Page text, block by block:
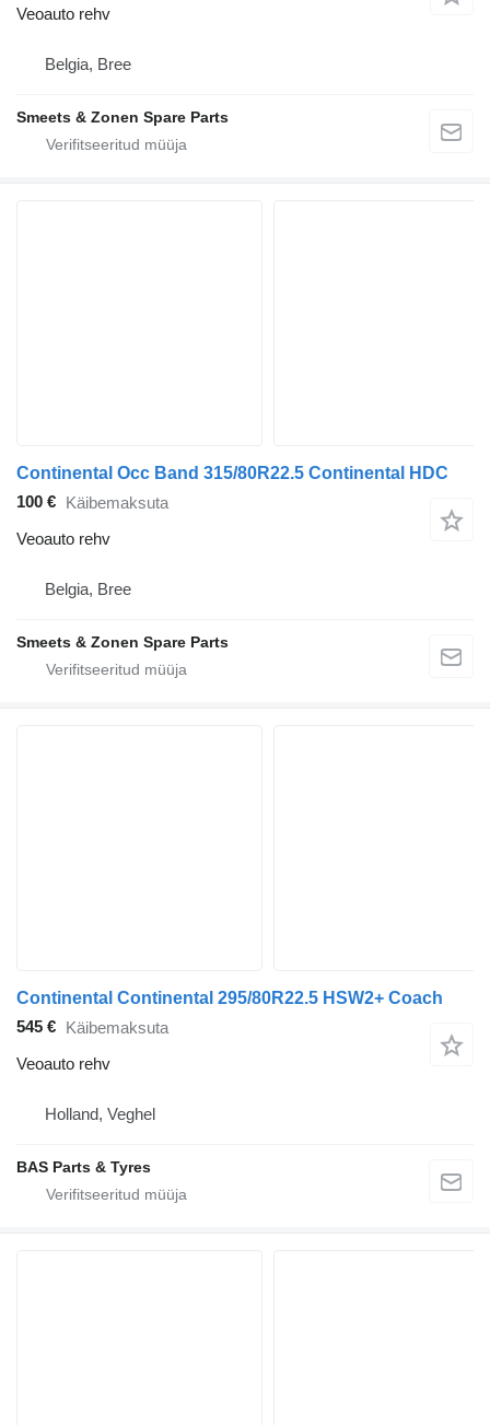
Veoauto rehv
Belgia, Bree
Smeets & Zonen Spare Parts
Continental Occ Band 315/80R22.5 Continental HDC
100 € Käibemaksuta
Veoauto rehv
Belgia, Bree
Smeets & Zonen Spare Parts
Continental Continental 295/80R22.5 HSW2+ Coach
545 € Käibemaksuta
Veoauto rehv
Holland, Veghel
BAS Parts & Tyres